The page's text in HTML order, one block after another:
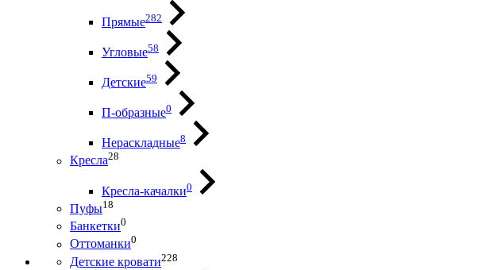
Прямые282
Угловые58
Детские59
П-образные0
Нераскладные8
Кресла28
Кресла-качалки0
Пуфы18
Банкетки0
Оттоманки0
Детские кровати228